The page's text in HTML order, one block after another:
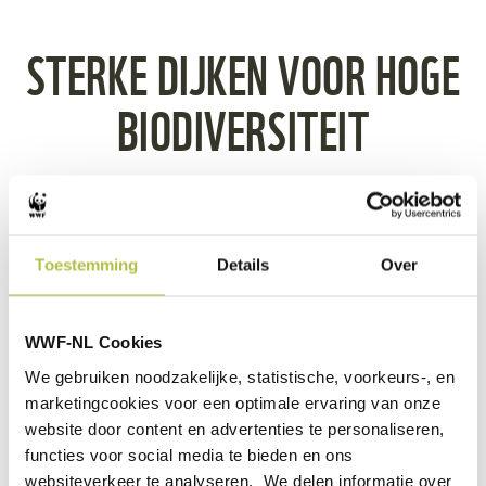
Toestemming Details Over
WWF-NL Cookies
We gebruiken noodzakelijke, statistische, voorkeurs-, en
marketingcookies voor een optimale ervaring van onze
website door content en advertenties te personaliseren,
functies voor social media te bieden en ons
websiteverkeer te analyseren. We delen informatie over
STERKE DIJKEN VOOR HOGE
BIODIVERSITEIT
seconds